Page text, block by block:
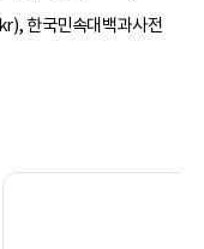
한국민속대백과사전